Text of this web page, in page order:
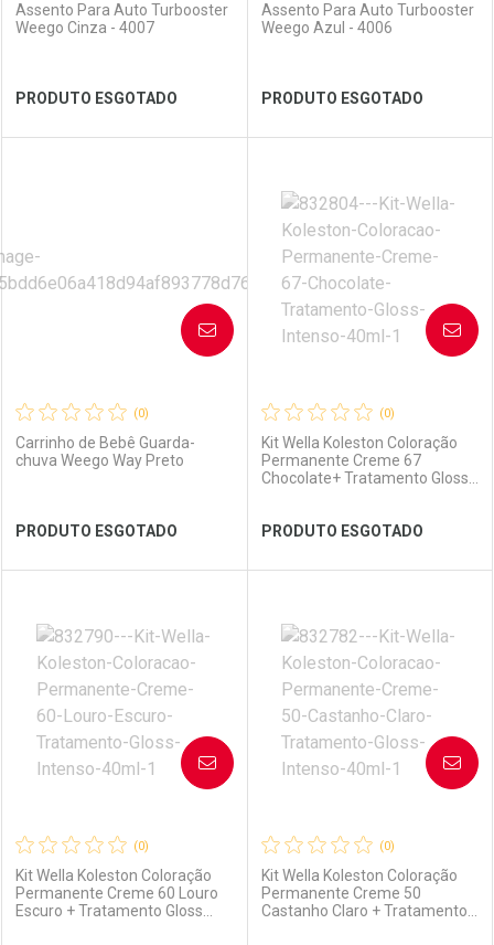
Ver Desconto Convênio Ver Desconto Convênio
Assento Para Auto Turbooster
Weego Cinza - 4007
PRODUTO ESGOTADO
Ver Desconto Convênio
Assento Para Auto Turbooster
Weego Azul - 4006
PRODUTO ESGOTADO
Laboratório
Ver Desconto Convênio
Por Menos
(0)
Carrinho de Bebê Guarda-
chuva Weego Way Preto
PRODUTO ESGOTADO
AVISE-ME
Laboratório
Por Menos
(0)
Kit Wella Koleston Coloração
Permanente Creme 67
Chocolate+ Tratamento Gloss
PRODUTO ESGOTADO
AVISE-ME
Laboratório
Por Menos
(0)
Kit Wella Koleston Coloração
Permanente Creme 60 Louro
Escuro + Tratamento Gloss
AVISE-ME
(0)
Kit Wella Koleston Coloração
Permanente Creme 50
Castanho Claro + Tratamento
AVISE-ME